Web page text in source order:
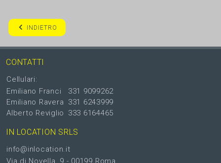
INDIETRO
CONTATTI
Cellulari:
Emiliano Franci
Emiliano Ravera
Alberto Reviglio
331 9099262
331 6243999
333 6164465
IN LOCATION SRLS
info@inlocation.it
Via di Novella, 9 - 00199 Roma